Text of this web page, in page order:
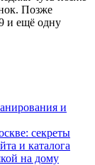
Позже
и ещё одну
и
секреты
и каталога
на дому